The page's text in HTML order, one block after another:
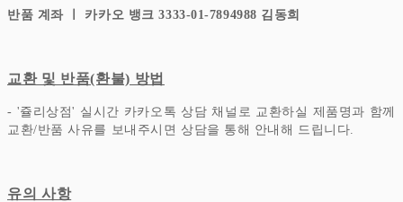
반품 계좌 ㅣ 카카오 뱅크 3333-01-7894988 김동희
교환 및 반품(환불) 방법
- '쥴리상점' 실시간 카카오톡 상담 채널로 교환하실 제품명과 함께
교환/반품 사유를 보내주시면 상담을 통해 안내해 드립니다.
유의 사항